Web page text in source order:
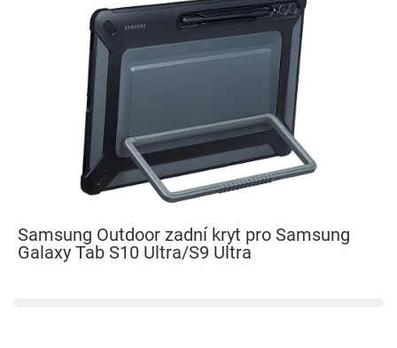
Samsung Outdoor zadní kryt pro Samsung
Galaxy Tab S10 Ultra/S9 Ultra